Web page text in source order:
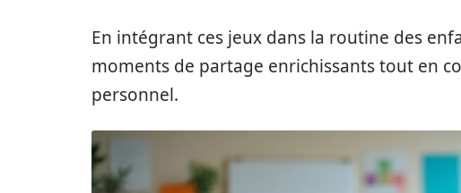
En intégrant ces jeux dans la routine des
moments de partage enrichissants tout en
personnel.